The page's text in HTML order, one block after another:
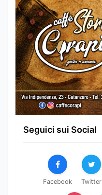
Seguici sui Social
Facebook Twitter